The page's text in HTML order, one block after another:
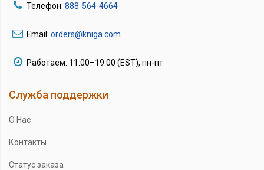
Телефон: 888-564-4664
Email: orders@kniga.com
Работаем: 11:00–19:00 (EST), пн-пт
Служба поддержки
О Нас
Контакты
Статус заказа